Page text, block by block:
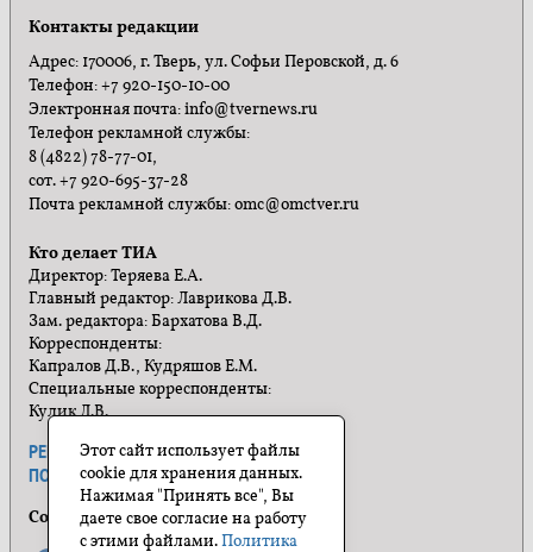
Контакты редакции
Адрес: 170006, г. Тверь, ул. Софьи Перовской, д. 6
Телефон: +7 920-150-10-00
Электронная почта: info@tvernews.ru
Телефон рекламной службы:
8 (4822) 78-77-01,
сот. +7 920-695-37-28
Почта рекламной службы: omc@omctver.ru
Кто делает ТИА
Директор: Теряева Е.А.
Главный редактор: Лаврикова Д.В.
Зам. редактора: Бархатова В.Д.
Корреспонденты:
Капралов Д.В., Кудряшов Е.М.
Специальные корреспонденты:
Кулик Л.В.
РЕКЛАМА ПРАВИЛА САЙТА
ПОЛИТИКА КОНФИДЕНЦИАЛЬНОСТИ
Социальные сети
Этот сайт использует файлы
cookie для хранения данных.
Нажимая "Принять все", Вы
даете свое согласие на работу
с этими файлами.Политика